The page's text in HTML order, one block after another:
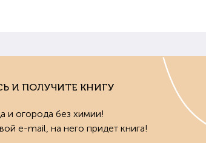
И ПОЛУЧИТЕ КНИГУ
и огорода без химии!
e-mail, на него придет книга!